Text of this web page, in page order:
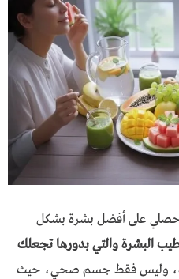
على أفضل بشرة بشكل
البشرة والتي بدورها تجعلك
وليس فقط جسم صحي، حيث